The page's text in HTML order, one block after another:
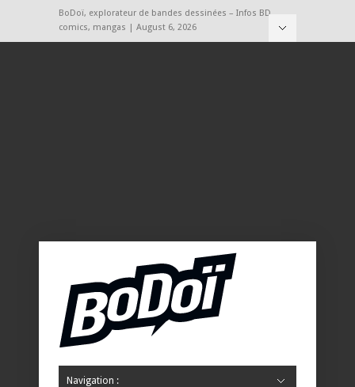
BoDoï, explorateur de bandes dessinées – Infos BD,
comics, mangas | August 6, 2026
Navigation :